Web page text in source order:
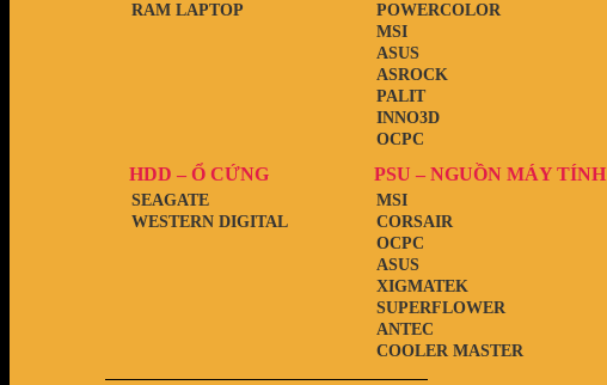
RAM LAPTOP
OCPC
INNO3D
PALIT
ASROCK
ASUS
MSI
POWERCOLOR
HDD – Ổ CỨNG
WESTERN DIGITAL
SEAGATE
PSU – NGUỒN MÁY TÍNH
COOLER MASTER
ANTEC
SUPERFLOWER
XIGMATEK
ASUS
OCPC
CORSAIR
MSI